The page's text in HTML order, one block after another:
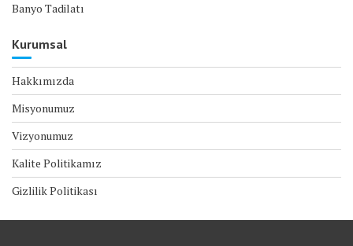
Banyo Tadilatı
Kurumsal
Hakkımızda
Misyonumuz
Vizyonumuz
Kalite Politikamız
Gizlilik Politikası